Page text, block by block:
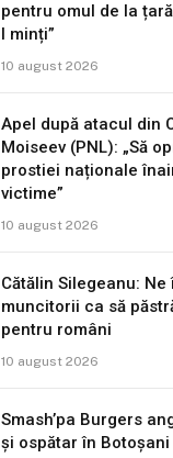
pentru omul de la
l minți”
10 august 2026
Apel după atacul din
Moiseev (PNL): „Să
prostiei naționale
victime”
10 august 2026
Cătălin Silegeanu:
muncitorii ca să
pentru români
10 august 2026
Smash’pa Burgers
și ospătar în Botoșani